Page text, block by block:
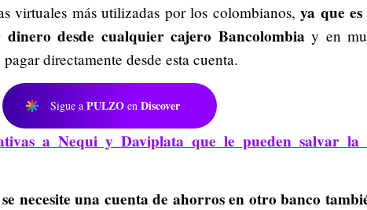
virtuales más utilizadas por los colombianos,ya que
desde cualquier cajero Bancolombiay en
directamente desde esta cuenta.
Sigue a PULZO en Discover
a Nequi y Daviplata que le pueden salvar la
necesite una cuenta de ahorros en otro banco